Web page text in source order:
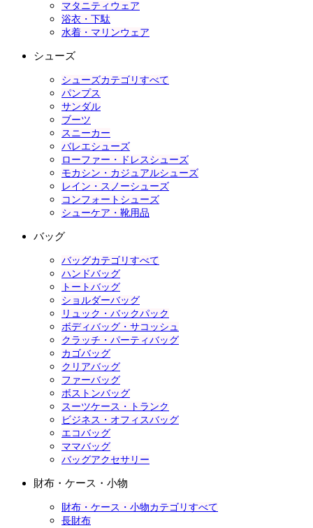
マタニティウェア
浴衣・下駄
水着・マリンウェア
シューズ
シューズカテゴリすべて
パンプス
サンダル
ブーツ
スニーカー
バレエシューズ
ローファー・ドレスシューズ
モカシン・カジュアルシューズ
レイン・スノーシューズ
コンフォートシューズ
シューケア・靴用品
バッグ
バッグカテゴリすべて
ハンドバッグ
トートバッグ
ショルダーバッグ
リュック・バックパック
ボディバッグ・サコッシュ
クラッチ・パーティバッグ
カゴバッグ
クリアバッグ
ファーバッグ
ボストンバッグ
スーツケース・トランク
ビジネス・オフィスバッグ
エコバッグ
ママバッグ
バッグアクセサリー
財布・ケース・小物
財布・ケース・小物カテゴリすべて
長財布